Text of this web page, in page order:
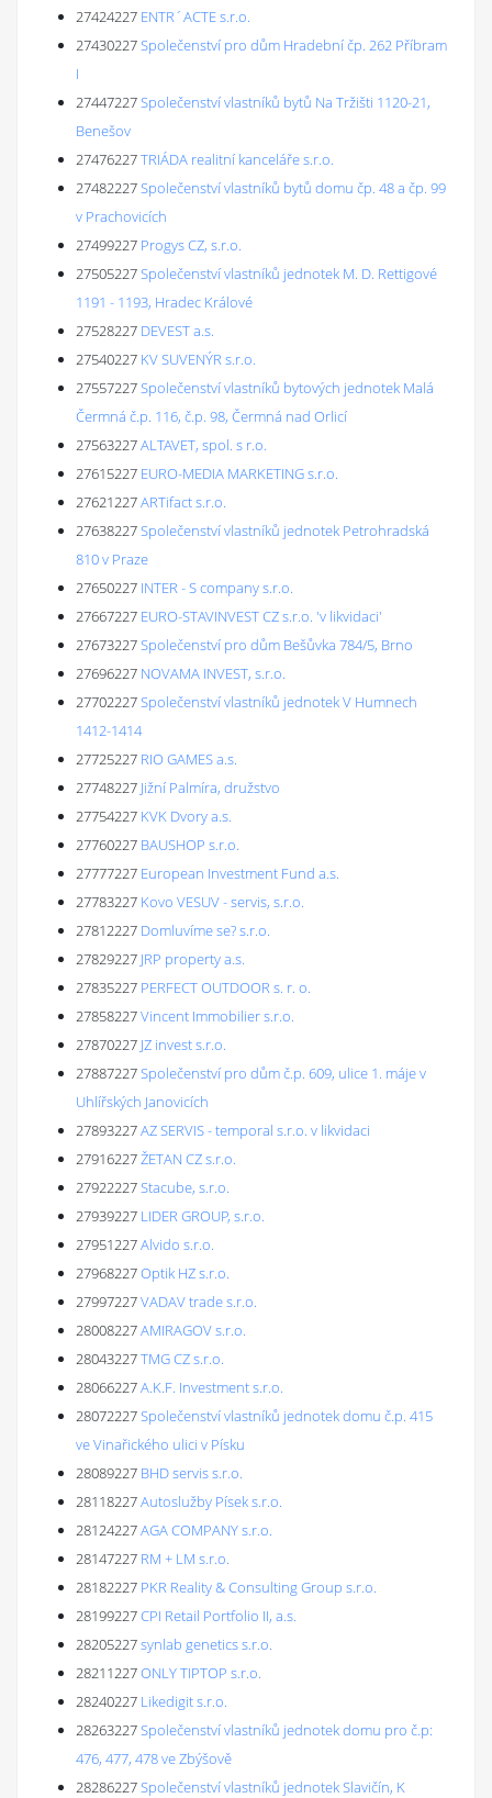
27424227 ENTR´ACTE s.r.o.
27430227Společenství pro dům Hradební čp. 262 Příbram
I
27447227Společenství vlastníků bytů Na Tržišti 1120-21,
Benešov
27476227TRIÁDA realitní kanceláře s.r.o.
27482227Společenství vlastníků bytů domu čp. 48 a čp. 99
v Prachovicích
27499227 Progys CZ, s.r.o.
27505227Společenství vlastníků jednotek M. D. Rettigové
1191 - 1193, Hradec Králové
27528227 DEVEST a.s.
27540227 KV SUVENÝR s.r.o.
27557227Společenství vlastníků bytových jednotek Malá
Čermná č.p. 116, č.p. 98, Čermná nad Orlicí
27563227ALTAVET, spol. s r.o.
27615227 EURO-MEDIA MARKETING s.r.o.
27621227ARTifact s.r.o.
27638227Společenství vlastníků jednotek Petrohradská
810 v Praze
27650227 INTER - S company s.r.o.
27667227 EURO-STAVINVEST CZ s.r.o. 'v likvidaci'
27673227Společenství pro dům Bešůvka 784/5, Brno
27696227 NOVAMA INVEST, s.r.o.
27702227Společenství vlastníků jednotek V Humnech
1412-1414
27725227 RIO GAMES a.s.
27748227 Jižní Palmíra, družstvo
27754227 KVK Dvory a.s.
27760227 BAUSHOP s.r.o.
27777227 European Investment Fund a.s.
27783227 Kovo VESUV - servis, s.r.o.
27812227 Domluvíme se? s.r.o.
27829227 JRP property a.s.
27835227 PERFECT OUTDOOR s. r. o.
27858227Vincent Immobilier s.r.o.
27870227 JZ invest s.r.o.
27887227Společenství pro dům č.p. 609, ulice 1. máje v
Uhlířských Janovicích
27893227AZ SERVIS - temporal s.r.o. v likvidaci
27916227ŽETAN CZ s.r.o.
27922227Stacube, s.r.o.
27939227 LIDER GROUP, s.r.o.
27951227Alvido s.r.o.
27968227Optik HZ s.r.o.
27997227VADAV trade s.r.o.
28008227AMIRAGOV s.r.o.
28043227TMG CZ s.r.o.
28066227A.K.F. Investment s.r.o.
28072227Společenství vlastníků jednotek domu č.p. 415
ve Vinařického ulici v Písku
28089227 BHD servis s.r.o.
28118227Autoslužby Písek s.r.o.
28124227AGA COMPANY s.r.o.
28147227 RM + LM s.r.o.
28182227 PKR Reality & Consulting Group s.r.o.
28199227CPI Retail Portfolio II, a.s.
28205227synlab genetics s.r.o.
28211227ONLY TIPTOP s.r.o.
28240227 Likedigit s.r.o.
28263227Společenství vlastníků jednotek domu pro č.p:
476, 477, 478 ve Zbýšově
28286227Společenství vlastníků jednotek Slavičín, K